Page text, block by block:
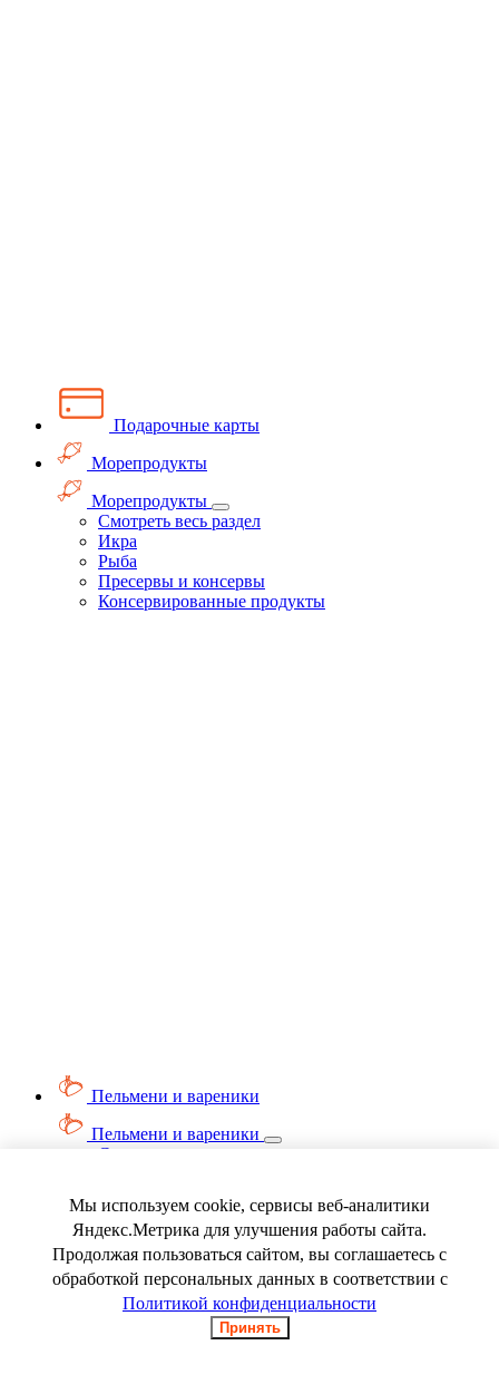
Подарочные карты
Морепродукты
Морепродукты
Смотреть весь раздел
Икра
Рыба
Пресервы и консервы
Консервированные продукты
Пельмени и вареники
Пельмени и вареники
Смотреть весь раздел
Ягода замороженная
Мы используем cookie, сервисы веб-аналитики
Яндекс.Метрика для улучшения работы сайта.
Продолжая пользоваться сайтом, вы соглашаетесь с
обработкой персональных данных в соответствии с
Политикой конфиденциальности
Принять